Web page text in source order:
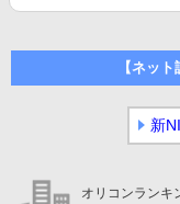
【ネッ
新
オリコンランキ